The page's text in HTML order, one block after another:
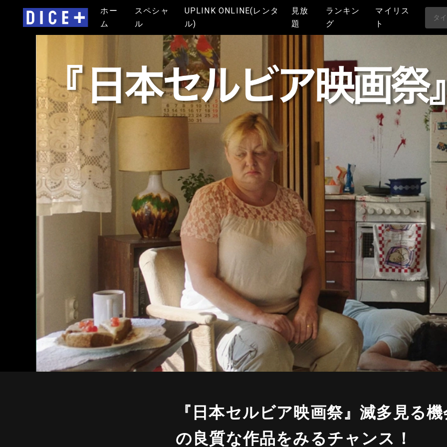
ホー
ム
スペシャ
ル
UPLINK ONLINE(レンタ
ル)
見放
題
ランキン
グ
マイリス
ト
『日本セルビア映画祭』滅多見る
の良質な作品をみるチャンス！